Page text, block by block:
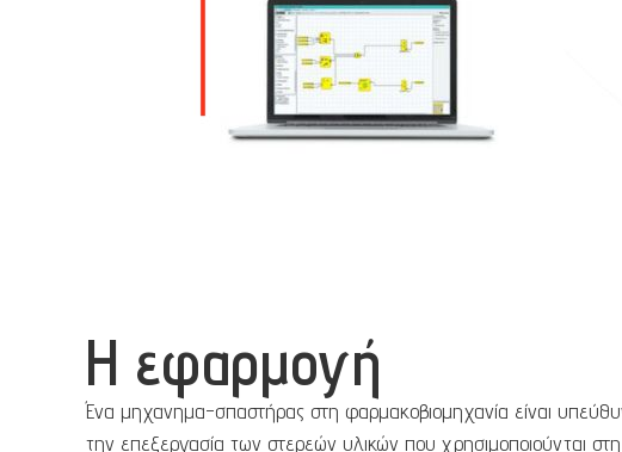
Η εφαρμογή
Ένα μηχανημα-σπαστήρας στη φαρμακοβιομηχανία είναι
την επεξεργασία των στερεών υλικών που χρησιμοποιούνται